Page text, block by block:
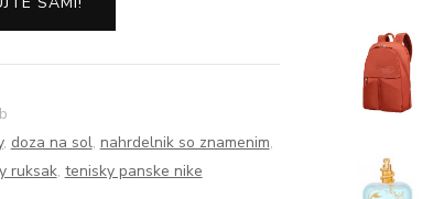
, doza na sol, nahrdelnik so znamenim,
ruksak, tenisky panske nike